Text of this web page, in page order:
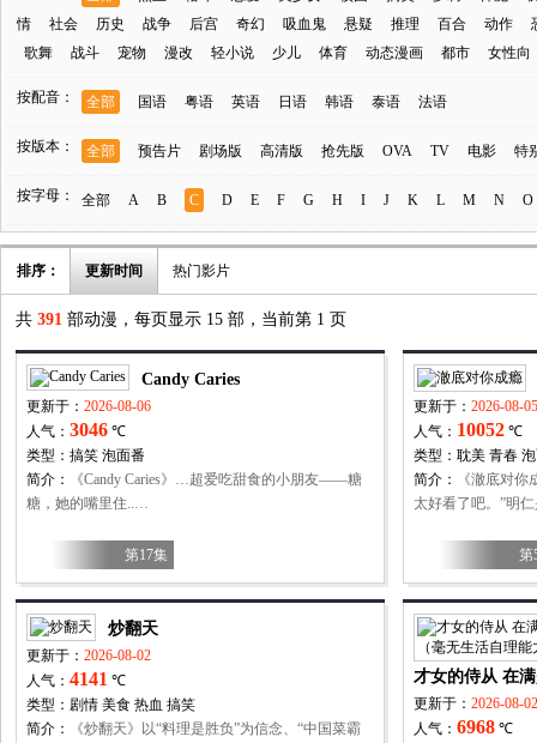
情
社会 历史 战争 后宫 奇幻 吸血鬼 悬疑 推理 百合 动作
歌舞
战斗 宠物 漫改 轻小说 少儿 体育 动态漫画 都市 女性向
按配音： 全部 国语 粤语 英语 日语 韩语 泰语 法语
按版本： 全部 预告片 剧场版 高清版 抢先版 OVA TV 电影 特
按字母： 全部 A B C D E F G H I J K L M N O
排序： 更新时间 热门影片
共 391 部动漫，每页显示 15 部，当前第 1 页
第17集
Candy Caries
更新于： 2026-08-06
人气： 3046 ℃
类型： 搞笑 泡面番
简介：
《Candy Caries》…超爱吃甜食的小朋友——糖
糖，她的嘴里住..…
第
更新于： 2026-08-05
人气： 10052 ℃
类型： 耽美 青春
简介：
《澈底对
太好看了吧。”明
炒翻天
更新于： 2026-08-02
人气： 4141 ℃
类型： 剧情 美食 热血 搞笑
简介：
《炒翻天》以“料理是胜负”为信念、“中国菜霸
才女的侍从 在
更新于： 2026-08-02
人气： 6968 ℃